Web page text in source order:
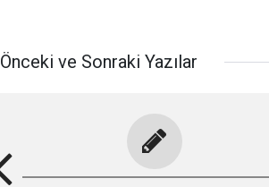
Önceki ve Sonraki Yazılar